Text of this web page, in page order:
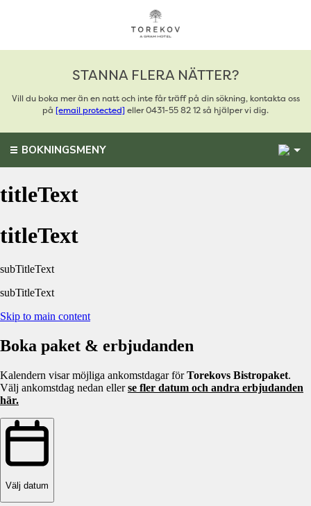
STANNA FLERA NÄTTER?
Vill du boka mer än en natt och inte får träff på din sökning, kontakta oss
på [email protected] eller 0431-55 82 12 så hjälper vi dig.
BOKNINGSMENY
titleText
titleText
subTitleText
subTitleText
Skip to main content
Boka paket & erbjudanden
Kalendern visar möjliga ankomstdagar förTorekovs Bistropaket.
Välj ankomstdag nedan ellerse fler datum och andra erbjudanden
här.
Välj datum